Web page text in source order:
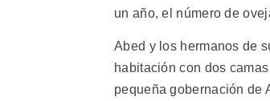
un año, el número de
Abed y los hermanos de
habitación con dos
pequeña gobernación de